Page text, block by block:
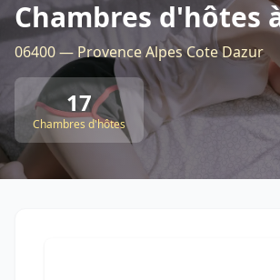
Chambres d'hôtes
06400 — Provence Alpes Cote Dazur
17
Chambres d'hôtes